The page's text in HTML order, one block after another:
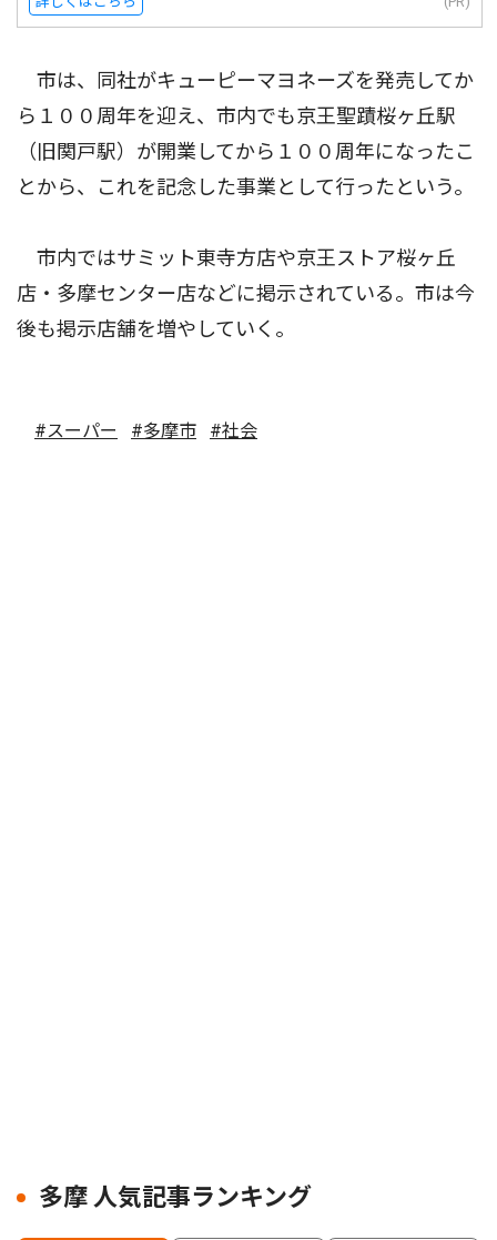
市は、同社がキューピーマヨネーズを発売してか
ら１００周年を迎え、市内でも京王聖蹟桜ヶ丘駅
（旧関戸駅）が開業してから１００周年になったこ
とから、これを記念した事業として行ったという。
市内ではサミット東寺方店や京王ストア桜ヶ丘
店・多摩センター店などに掲示されている。市は今
後も掲示店舗を増やしていく。
#スーパー #多摩市 #社会
多摩 人気記事ランキング